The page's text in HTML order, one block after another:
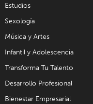
Estudios
Sexología
Música y Artes
Infantil y Adolescencia
Transforma Tu Talento
Desarrollo Profesional
Bienestar Empresarial